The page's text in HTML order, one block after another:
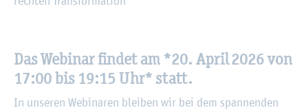
Das We­bi­nar fin­det am *20. April 2026 von
17:00 bis 19:15 Uhr* statt.
In un­se­ren We­bi­na­ren blei­ben wir bei dem span­nen­den